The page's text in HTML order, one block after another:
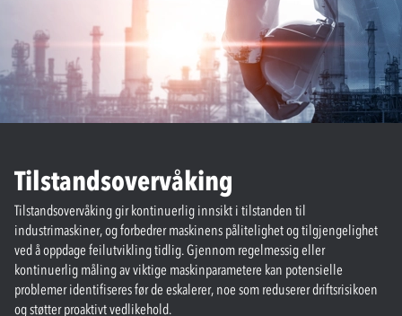
Tilstandsovervåking
Tilstandsovervåking gir kontinuerlig innsikt i tilstanden til
industrimaskiner, og forbedrer maskinens pålitelighet og tilgjengelighet
ved å oppdage feilutvikling tidlig. Gjennom regelmessig eller
kontinuerlig måling av viktige maskinparametere kan potensielle
problemer identifiseres før de eskalerer, noe som reduserer driftsrisikoen
og støtter proaktivt vedlikehold.